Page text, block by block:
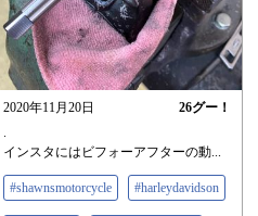
2020年11月20日 26グー！
.
インスタにはビフォーアフターの動...
#shawnsmotorcycle #harleydavidson